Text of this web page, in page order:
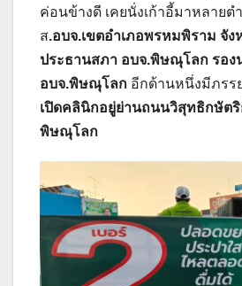
ค่อนข้างดี เคยนั่งเก้าอี้มาหลายต
ส.อบจ.เขตอำเภอพรหมพิราม จั
ประธานสภา อบจ.พิษณุโลก รอง
อบจ.พิษณุโลก อีกด้านหนึ่งมีภรร
เปิดคลินิกอยู่ย่านถนนวิสุทธิกษัตริ
พิษณุโลก